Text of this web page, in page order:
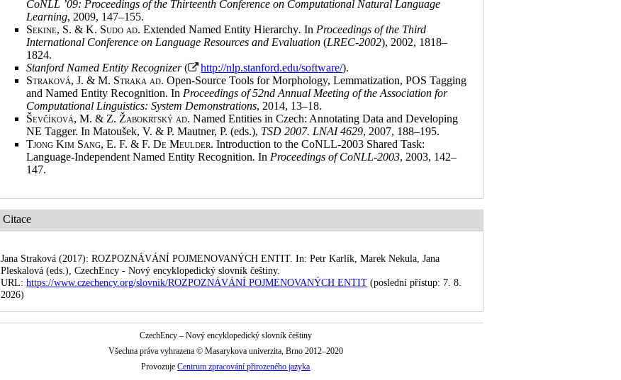
CoNLL ’09: Proceedings of the Thirteenth Conference on Computational Natural Language
Learning, 2009, 147–155.
Sekine, S. & K. Sudo ad. Extended Named Entity Hierarchy. In Proceedings of the Third
International Conference on Language Resources and Evaluation (LREC-2002), 2002, 1818–
1824.
Stanford Named Entity Recognizer( http://nlp.stanford.edu/software/).
Straková, J. & M. Straka ad. Open-Source Tools for Morphology, Lemmatization, POS Tagging
and Named Entity Recognition. In Proceedings of 52nd Annual Meeting of the Association for
Computational Linguistics: System Demonstrations, 2014, 13–18.
Ševčíková, M. & Z. Žabokrtský ad. Named Entities in Czech: Annotating Data and Developing
NE Tagger. In Matoušek, V. & P. Mautner, P. (eds.), TSD 2007. LNAI 4629, 2007, 188–195.
Tjong Kim Sang, E. F. & F. De Meulder. Introduction to the CoNLL-2003 Shared Task:
Language-Independent Named Entity Recognition. In Proceedings of CoNLL-2003, 2003, 142–
147.
Citace
Jana Straková (2017): ROZPOZNÁVÁNÍ POJMENOVANÝCH ENTIT. In: Petr Karlík, Marek Nekula, Jana
Pleskalová (eds.), CzechEncy - Nový encyklopedický slovník češtiny.
URL:https://www.czechency.org/slovnik/ROZPOZNÁVÁNÍ POJMENOVANÝCH ENTIT (poslední přístup: 7. 8.
2026)
CzechEncy – Nový encyklopedický slovník češtiny
Všechna práva vyhrazena © Masarykova univerzita, Brno 2012–2020
ProvozujeCentrum zpracování přirozeného jazyka